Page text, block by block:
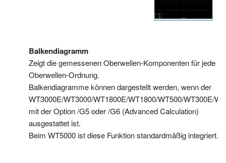
Balkendiagramm
Zeigt die gemessenen Oberwellen-Komponenten für jede
Oberwellen-Ordnung.
Balkendiagramme können dargestellt werden, wenn der
WT3000E/WT3000/WT1800E/WT1800/WT500/WT300E/
mit der Option /G5 oder /G6 (Advanced Calculation)
ausgestattet ist.
Beim WT5000 ist diese Funktion standardmäßig integriert.